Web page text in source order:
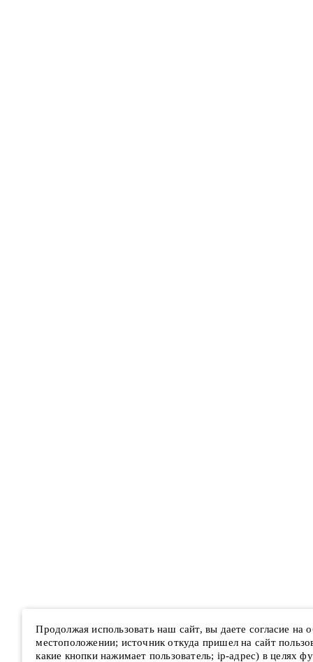
Продолжая использовать наш сайт, вы даете согласие на
местоположении; источник откуда пришел на сайт
какие кнопки нажимает пользователь; ip-адрес) в целях